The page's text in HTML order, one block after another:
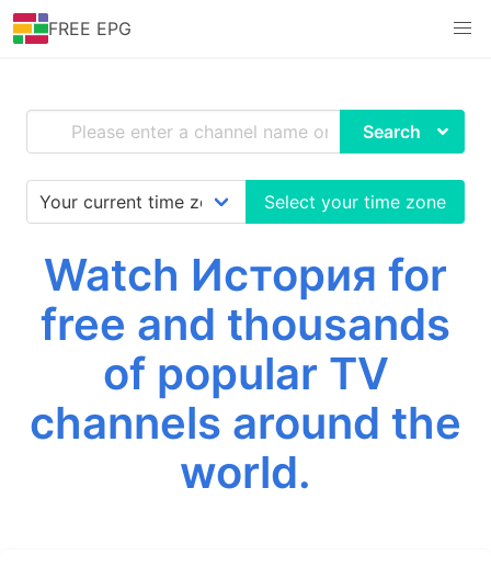
FREE EPG
Search
Select your time zone
Watch История for
free and thousands
of popular TV
channels around the
world.